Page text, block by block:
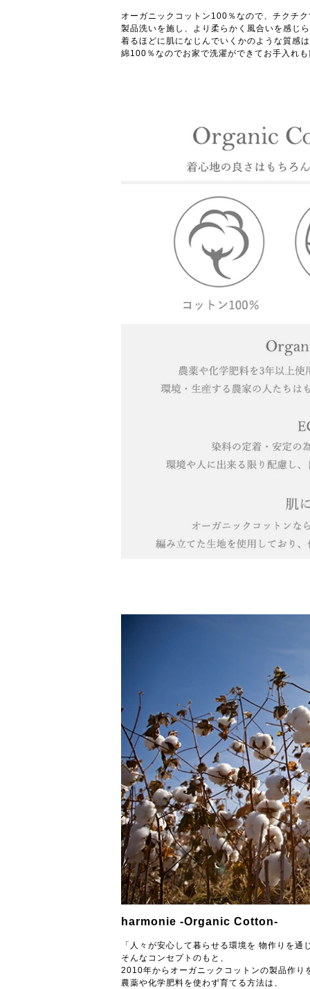
オーガニックコットン100％なので、チクチ
製品洗いを施し、より柔らかく風合いを感じ
着るほどに肌になじんでいくかのような質感
綿100％なのでお家で洗濯ができてお手入れ
harmonie -Organic Cotton-
「人々が安心して暮らせる環境を 物作りを通
そんなコンセプトのもと、
2010年からオーガニックコットンの製品作
農薬や化学肥料を使わず育てる方法は、